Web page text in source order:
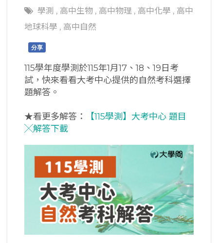
學測 , 高中生物 , 高中物理 , 高中化學 , 高中
地球科學 , 高中自然
分享
115學年度學測於115年1月17、18、19日考
試，快來看看大考中心提供的自然考科選擇
題解答。
★看更多解答：
【115學測】大考中心 題目
╳解答下載